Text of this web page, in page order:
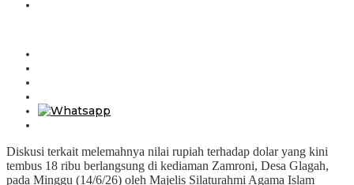
Diskusi terkait melemahnya nilai rupiah terhadap dolar yang kini
tembus 18 ribu berlangsung di kediaman Zamroni, Desa Glagah,
pada Minggu (14/6/26) oleh Majelis Silaturahmi Agama Islam